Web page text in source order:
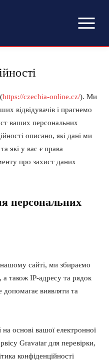
https://czechia-online.cz/). Ми
відвідувачів і прагнемо
ваших персональних
описано, які дані ми
які у вас є права
про захист даних
персональних
сайті, ми збираємо
а також IP-адресу та рядок
допомагає виявляти та
основі вашої електронної
Gravatar для перевірки,
конфіденційності